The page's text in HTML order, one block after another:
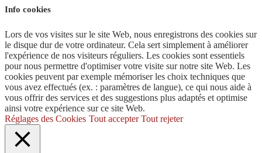
Info cookies
Lors de vos visites sur le site Web, nous enregistrons des cookies sur
le disque dur de votre ordinateur. Cela sert simplement à améliorer
l'expérience de nos visiteurs réguliers. Les cookies sont essentiels
pour nous permettre d'optimiser votre visite sur notre site Web. Les
cookies peuvent par exemple mémoriser les choix techniques que
vous avez effectués (ex. : paramètres de langue), ce qui nous aide à
vous offrir des services et des suggestions plus adaptés et optimise
ainsi votre expérience sur ce site Web.
Réglages des Cookies Tout accepter Tout rejeter